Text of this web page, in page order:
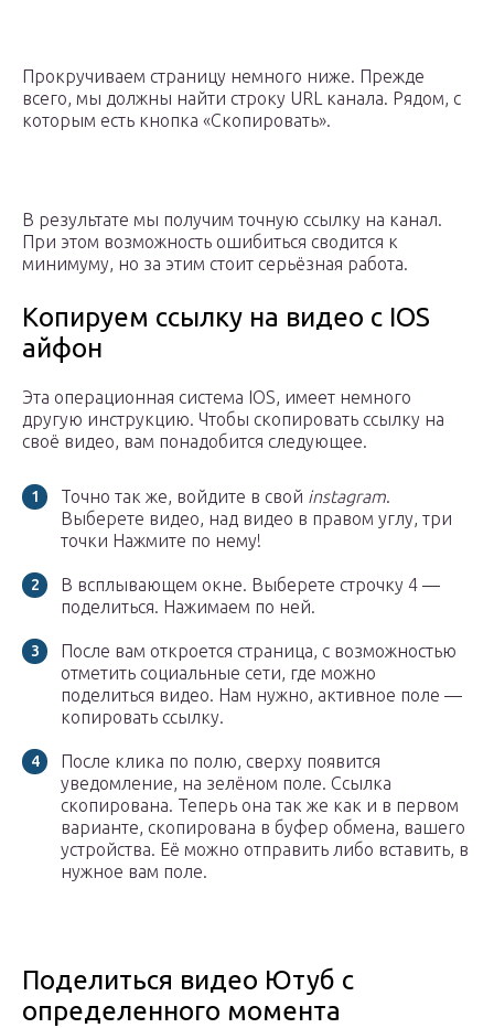
Прокручиваем страницу немного ниже. Прежде
всего, мы должны найти строку URL канала. Рядом, с
которым есть кнопка «Скопировать».
В результате мы получим точную ссылку на канал.
При этом возможность ошибиться сводится к
минимуму, но за этим стоит серьёзная работа.
Копируем ссылку на видео с IOS
айфон
Эта операционная система IOS, имеет немного
другую инструкцию. Чтобы скопировать ссылку на
своё видео, вам понадобится следующее.
Точно так же, войдите в свой instagram.
Выберете видео, над видео в правом углу, три
точки Нажмите по нему!
В всплывающем окне. Выберете строчку 4 —
поделиться. Нажимаем по ней.
После вам откроется страница, с возможностью
отметить социальные сети, где можно
поделиться видео. Нам нужно, активное поле —
копировать ссылку.
После клика по полю, сверху появится
уведомление, на зелёном поле. Ссылка
скопирована. Теперь она так же как и в первом
варианте, скопирована в буфер обмена, вашего
устройства. Её можно отправить либо вставить, в
нужное вам поле.
Поделиться видео Ютуб с
определенного момента